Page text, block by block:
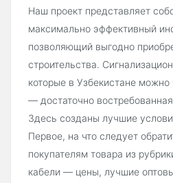
Наш проект представляет
максимально эффективный
позволяющий выгодно
строительства.
которые в Узбекистане
— достаточно
Здесь созданы лучшие
Первое, на что следует
покупателям товара из
кабели — цены, лучшие